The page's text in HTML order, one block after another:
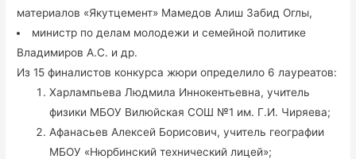
материалов «Якутцемент» Мамедов Алиш Забид Оглы,
министр по делам молодежи и семейной политике
Владимиров А.С. и др.
Из 15 финалистов конкурса жюри определило 6 лауреатов:
Харлампьева Людмила Иннокентьевна, учитель
физики МБОУ Вилюйская СОШ №1 им. Г.И. Чиряева;
Афанасьев Алексей Борисович, учитель географии
МБОУ «Нюрбинский технический лицей»;